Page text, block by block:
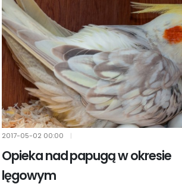
2017-05-02 00:00 |
Opieka nad papugą w okresie
lęgowym